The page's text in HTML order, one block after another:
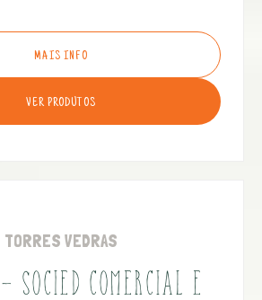
MAIS INFO
VER PRODUTOS
TORRES VEDRAS
SOCIED COMERCIAL E